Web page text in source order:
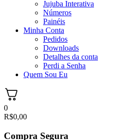
Jujuba Interativa
Números
Painéis
Minha Conta
Pedidos
Downloads
Detalhes da conta
Perdi a Senha
Quem Sou Eu
0
R$0,00
Compra Segura